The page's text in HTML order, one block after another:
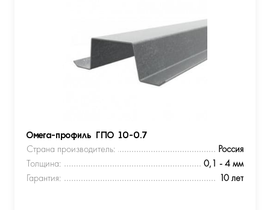
Омега-профиль ГПО 10-0.7
Страна производитель:
Россия
Толщина:
0,1 - 4 мм
Гарантия:
10 лет